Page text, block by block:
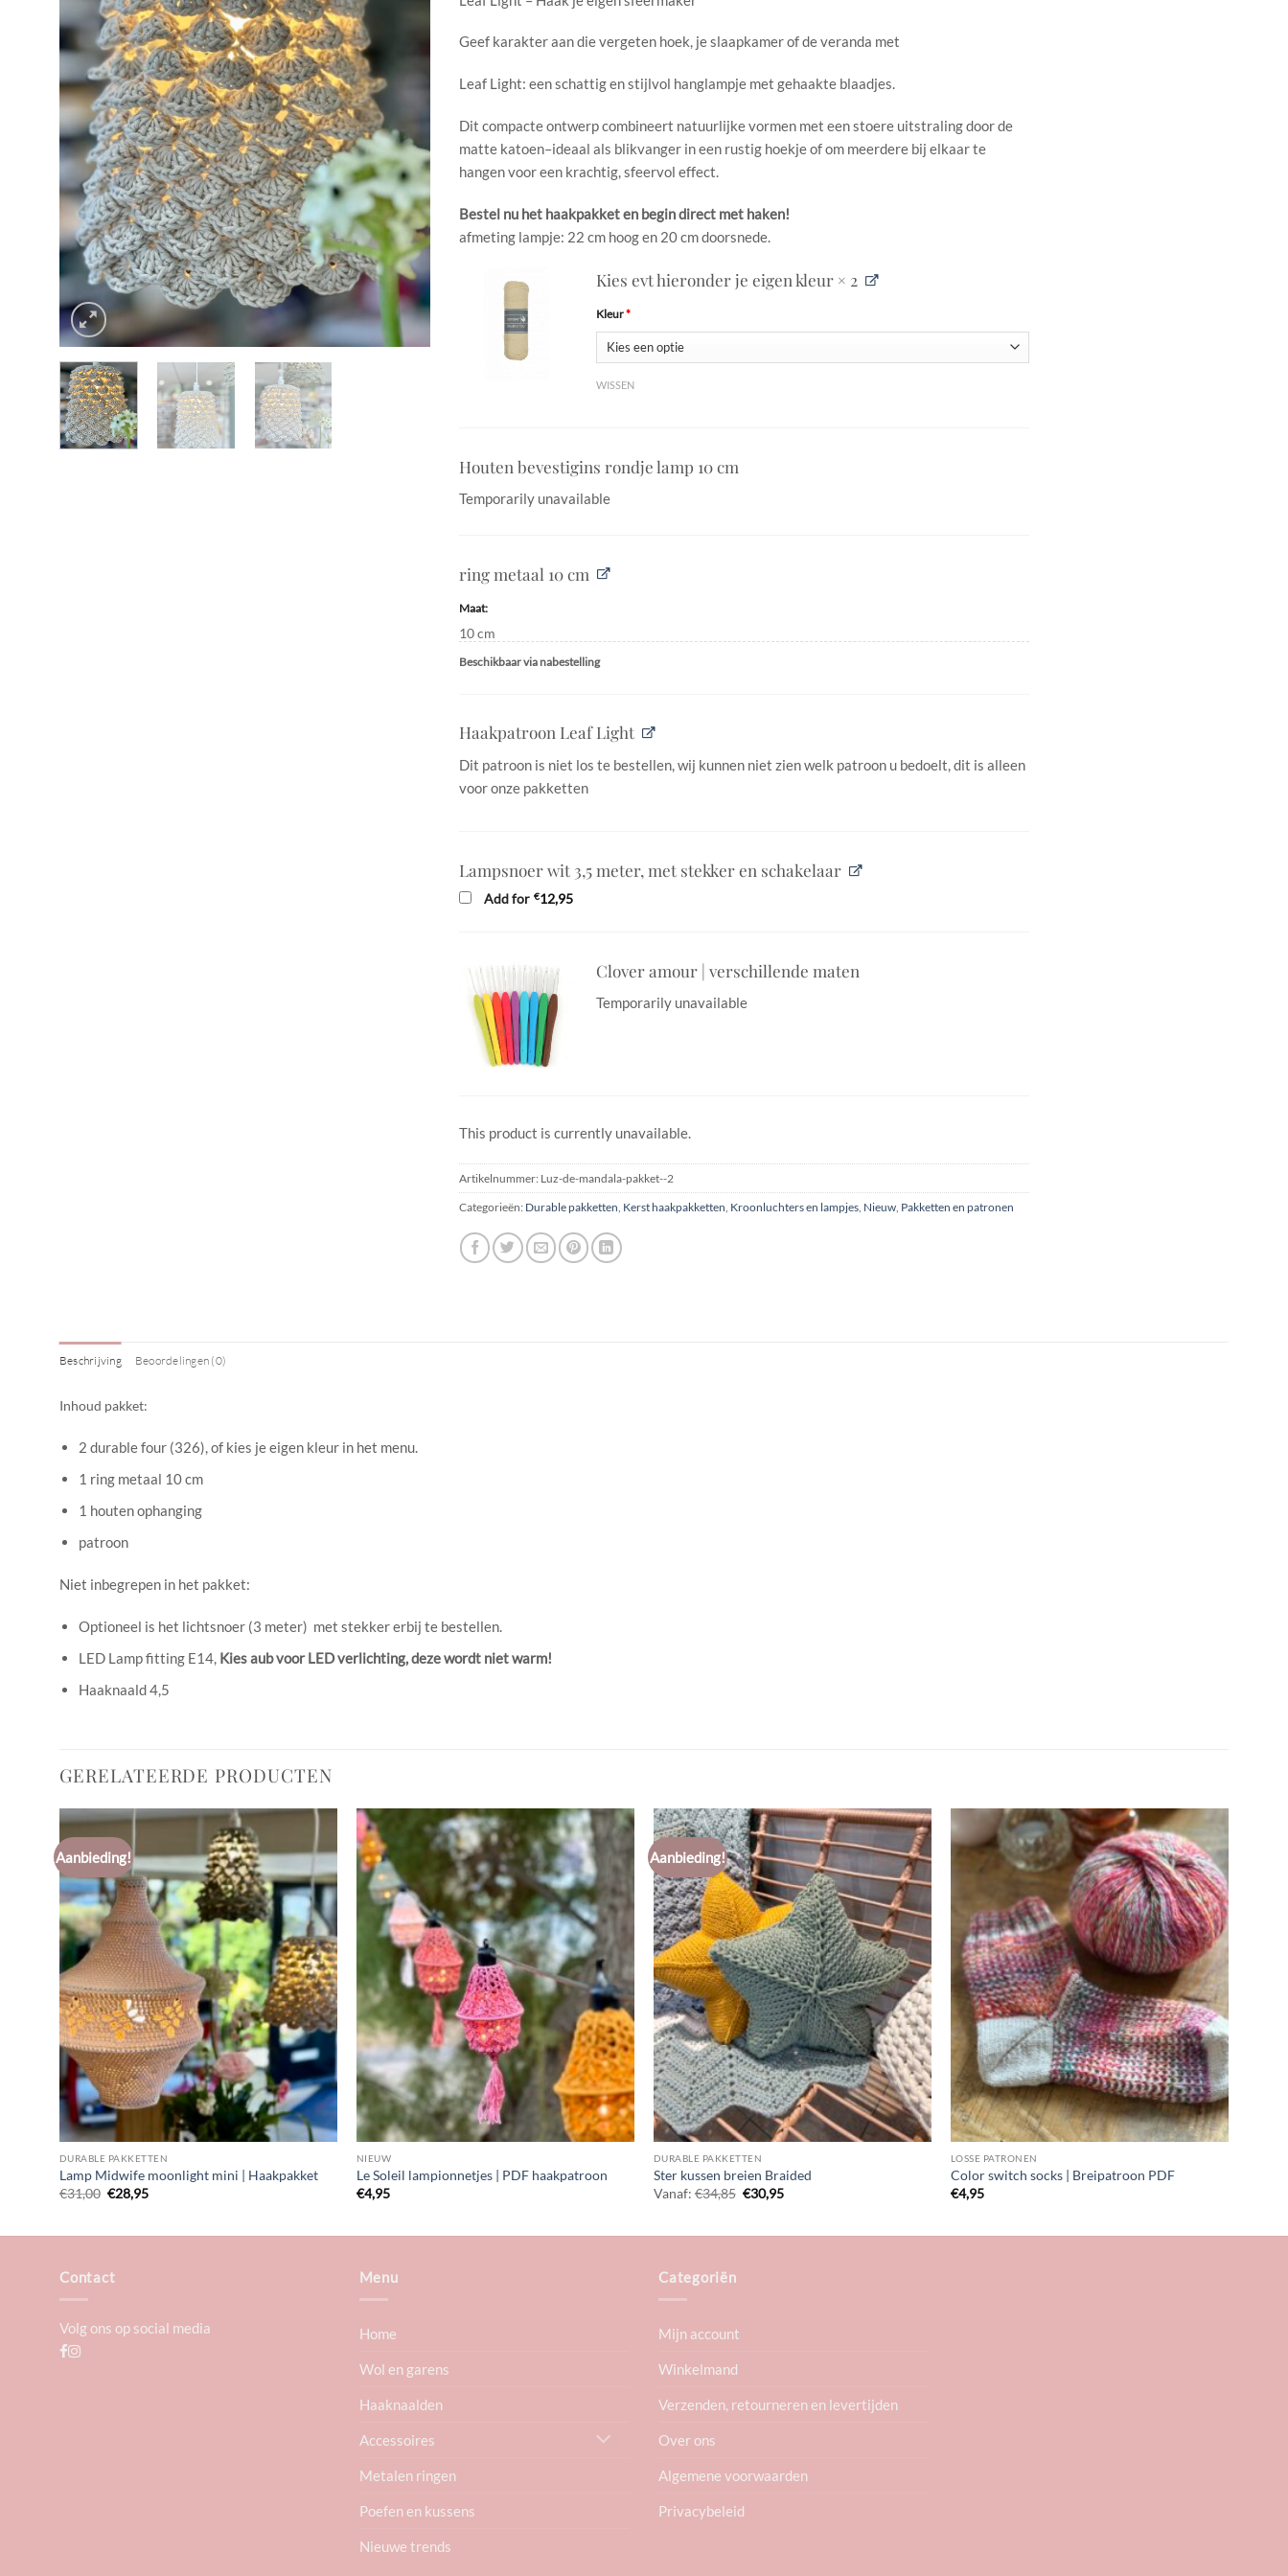
Geef karakter aan die vergeten hoek, je slaapkamer of de veranda met
Leaf Light: een schattig en stijlvol hanglampje met gehaakte blaadjes.
Dit compacte ontwerp combineert natuurlijke vormen met een stoere uitstraling door de
matte katoen–ideaal als blikvanger in een rustig hoekje of om meerdere bij elkaar te
hangen voor een krachtig, sfeervol effect.
Bestel nu het haakpakket en begin direct met haken!
afmeting lampje: 22 cm hoog en 20 cm doorsnede.
Kies evt hieronder je eigen kleur × 2
Kleur*
WISSEN
Houten bevestigins rondje lamp 10 cm
Temporarily unavailable
ring metaal 10 cm
Maat
10 cm
Beschikbaar via nabestelling
Haakpatroon Leaf Light
Dit patroon is niet los te bestellen, wij kunnen niet zien welk patroon u bedoelt, dit is alleen
voor onze pakketten
Lampsnoer wit 3,5 meter, met stekker en schakelaar
Add for €12,95
Clover amour | verschillende maten
Temporarily unavailable
This product is currently unavailable.
Artikelnummer: Luz-de-mandala-pakket--2
Categorieën: Durable pakketten, Kerst haakpakketten, Kroonluchters en lampjes, Nieuw, Pakketten en patronen
Beschrijving Beoordelingen (0)
Inhoud pakket:
2 durable four (326), of kies je eigen kleur in het menu.
1 ring metaal 10 cm
1 houten ophanging
patroon
Niet inbegrepen in het pakket:
Optioneel is het lichtsnoer (3 meter) met stekker erbij te bestellen.
LED Lamp fitting E14, Kies aub voor LED verlichting, deze wordt niet warm!
Haaknaald 4,5
GERELATEERDE PRODUCTEN
Aanbieding!
DURABLE PAKKETTEN
Lamp Midwife moonlight mini | Haakpakket
€31,00 Oorspronkelijke
prijs
€28,95Huidige
NIEUW
Le Soleil lampionnetjes | PDF haakpatroon
€4,95
Aanbieding!
DURABLE PAKKETTEN
Ster kussen breien Braided
Vanaf: €34,85 Oorspronkelijke
prijs
€30,95Huidige
LOSSE PATRONEN
Color switch socks | Breipatroon PDF
€4,95
Contact
Volg ons op social media
Menu
Home
Wol en garens
Haaknaalden
Accessoires
Metalen ringen
Poefen en kussens
Nieuwe trends
Categoriën
Mijn account
Winkelmand
Verzenden, retourneren en levertijden
Over ons
Algemene voorwaarden
Privacybeleid